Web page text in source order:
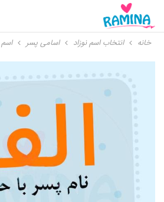
خانه انتخاب اسم نوزاد اسامی پسر